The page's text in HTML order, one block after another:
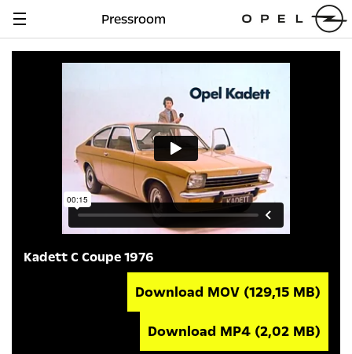
Navigation
Pressroom
Kadett C Coupe 1976
Download MOV (129,15 MB)
Download MP4 (2,02 MB)